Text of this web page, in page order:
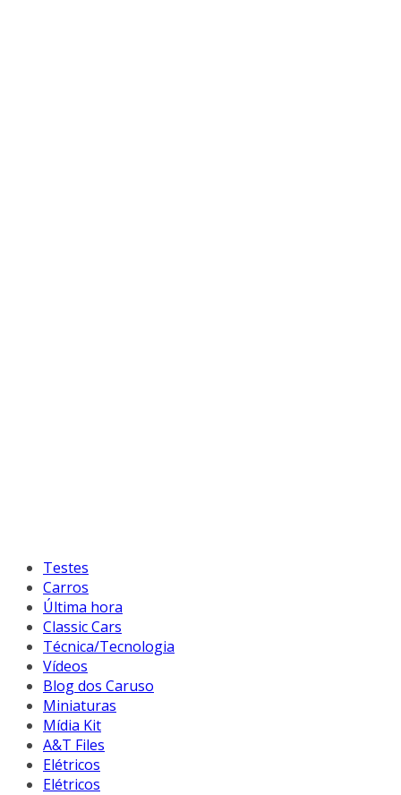
Testes
Carros
Última hora
Classic Cars
Técnica/Tecnologia
Vídeos
Blog dos Caruso
Miniaturas
Mídia Kit
A&T Files
Elétricos
Elétricos